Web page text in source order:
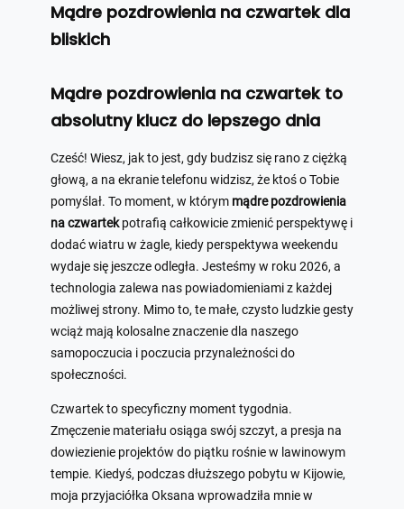
Mądre pozdrowienia na czwartek dla
bliskich
Mądre pozdrowienia na czwartek to
absolutny klucz do lepszego dnia
Cześć! Wiesz, jak to jest, gdy budzisz się rano z ciężką
głową, a na ekranie telefonu widzisz, że ktoś o Tobie
pomyślał. To moment, w którym mądre pozdrowienia
na czwartekpotrafią całkowicie zmienić perspektywę i
dodać wiatru w żagle, kiedy perspektywa weekendu
wydaje się jeszcze odległa. Jesteśmy w roku 2026, a
technologia zalewa nas powiadomieniami z każdej
możliwej strony. Mimo to, te małe, czysto ludzkie gesty
wciąż mają kolosalne znaczenie dla naszego
samopoczucia i poczucia przynależności do
społeczności.
Czwartek to specyficzny moment tygodnia.
Zmęczenie materiału osiąga swój szczyt, a presja na
dowiezienie projektów do piątku rośnie w lawinowym
tempie. Kiedyś, podczas dłuższego pobytu w Kijowie,
moja przyjaciółka Oksana wprowadziła mnie w